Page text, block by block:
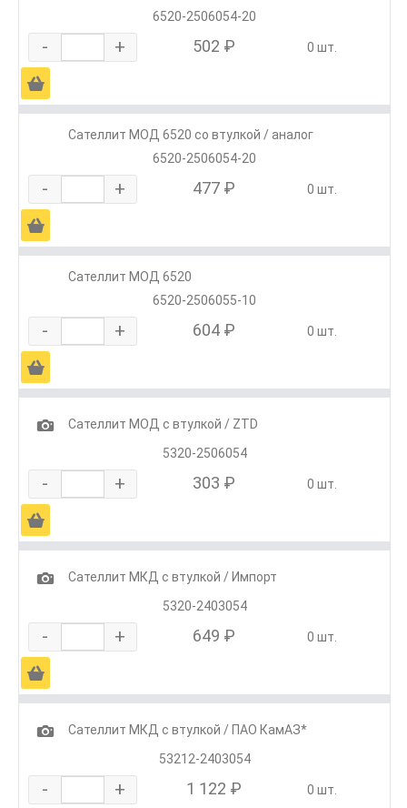
6520-2506054-20
- + 502 ₽ 0 шт.
Ä
Сателлит МОД 6520 со втулкой / аналог
6520-2506054-20
- + 477 ₽ 0 шт.
Ä
Сателлит МОД 6520
6520-2506055-10
- + 604 ₽ 0 шт.
Ä
1
Сателлит МОД с втулкой / ZTD
5320-2506054
- + 303 ₽ 0 шт.
Ä
1
Сателлит МКД с втулкой / Импорт
5320-2403054
- + 649 ₽ 0 шт.
Ä
1
Сателлит МКД с втулкой / ПАО КамАЗ*
53212-2403054
- + 1 122 ₽ 0 шт.